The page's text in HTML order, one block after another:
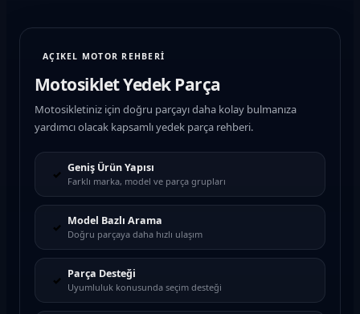
AÇIKEL MOTOR REHBERİ
Motosiklet Yedek Parça
Motosikletiniz için doğru parçayı daha kolay bulmanıza
yardımcı olacak kapsamlı yedek parça rehberi.
✓ Geniş Ürün Yapısı
Farklı marka, model ve parça grupları
✓ Model Bazlı Arama
Doğru parçaya daha hızlı ulaşım
✓ Parça Desteği
Uyumluluk konusunda seçim desteği